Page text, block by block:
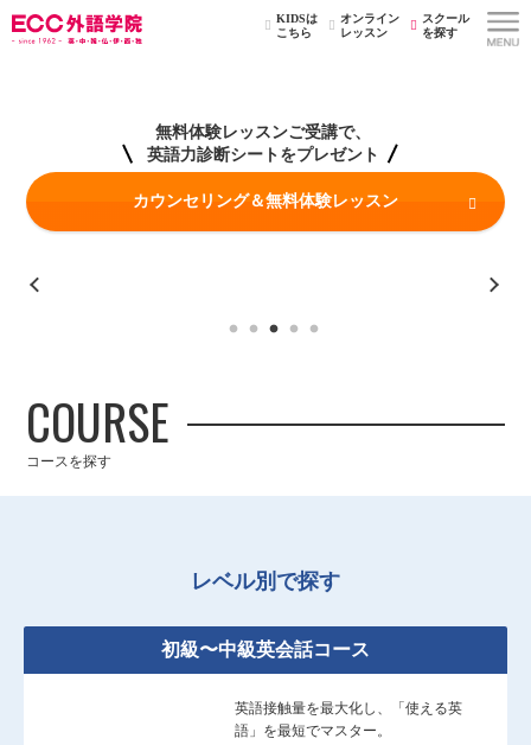
KIDSは
こちら
オンライン
レッスン
スクール
を探す
無料体験レッスンご受講で、
英語力診断シートをプレゼント
カウンセリング＆無料体験レッスン
COURSE
コースを探す
レベル別で探す
初級〜中級英会話コース
英語接触量を最大化し、「使える英
語」を最短でマスター。